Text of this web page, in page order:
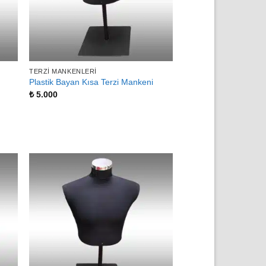
TERZI MANKENLERI
Plastik Bayan Kısa Terzi Mankeni
₺5.000